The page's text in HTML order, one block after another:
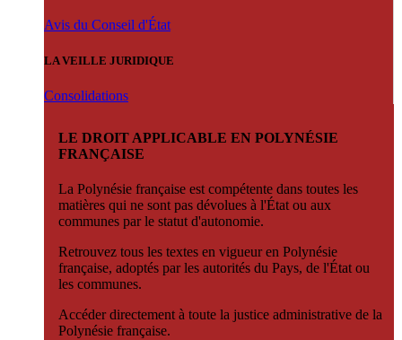
Avis du Conseil d'État
LA VEILLE JURIDIQUE
Consolidations
LE DROIT APPLICABLE EN POLYNÉSIE
FRANÇAISE
La Polynésie française est compétente dans toutes les
matières qui ne sont pas dévolues à l'État ou aux
communes par le statut d'autonomie.
Retrouvez tous les textes en vigueur en Polynésie
française, adoptés par les autorités du Pays, de l'État ou
les communes.
Accéder directement à toute la justice administrative de la
Polynésie française.